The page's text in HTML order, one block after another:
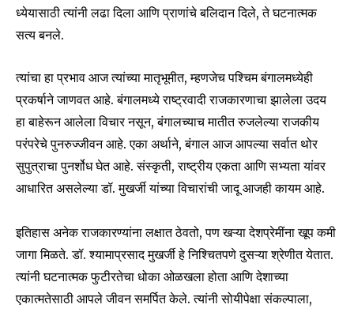
ध्येयासाठी त्यांनी लढा दिला आणि प्राणांचे बलिदान दिले, ते घटनात्मक
सत्य बनले.
त्यांचा हा प्रभाव आज त्यांच्या मातृभूमीत, म्हणजेच पश्चिम बंगालमध्येही
प्रकर्षाने जाणवत आहे. बंगालमध्ये राष्ट्रवादी राजकारणाचा झालेला उदय
हा बाहेरून आलेला विचार नसून, बंगालच्याच मातीत रुजलेल्या राजकीय
परंपरेचे पुनरुज्जीवन आहे. एका अर्थाने, बंगाल आज आपल्या सर्वात थोर
सुपुत्राचा पुनर्शोध घेत आहे. संस्कृती, राष्ट्रीय एकता आणि सभ्यता यांवर
आधारित असलेल्या डॉ. मुखर्जी यांच्या विचारांची जादू आजही कायम आहे.
इतिहास अनेक राजकारण्यांना लक्षात ठेवतो, पण खऱ्या देशप्रेमींना खूप कमी
जागा मिळते. डॉ. श्यामाप्रसाद मुखर्जी हे निश्चितपणे दुसऱ्या श्रेणीत येतात.
त्यांनी घटनात्मक फुटीरतेचा धोका ओळखला होता आणि देशाच्या
एकात्मतेसाठी आपले जीवन समर्पित केले. त्यांनी सोयीपेक्षा संकल्पाला,